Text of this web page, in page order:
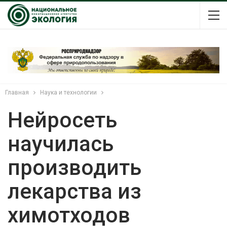
Главная Наука и технологии
Нейросеть
научилась
производить
лекарства из
химотходов